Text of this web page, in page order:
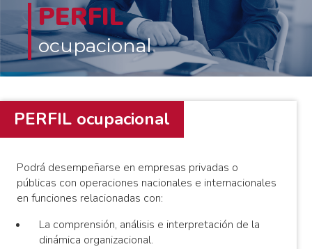
PERFIL
ocupacional
PERFIL ocupacional
Podrá desempeñarse en empresas privadas o
públicas con operaciones nacionales e internacionales
en funciones relacionadas con:
La comprensión, análisis e interpretación de la
dinámica organizacional.